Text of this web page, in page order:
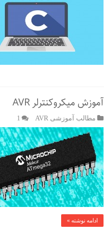
آموزش میکروکنترلر AVR
مطالب آموزشی AVR 1
ادامه نوشته »